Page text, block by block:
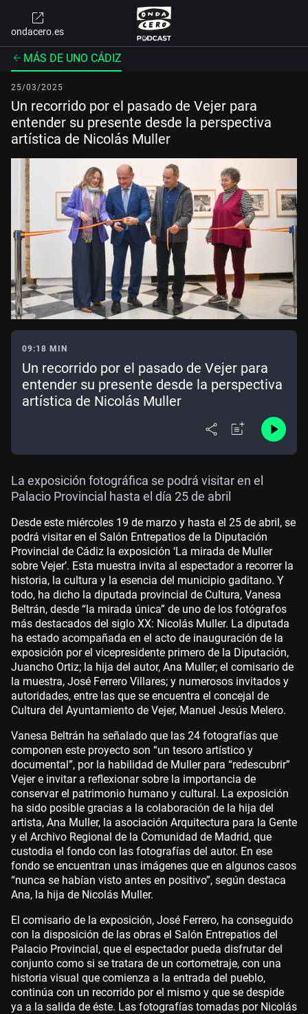
ondacero.es
MÁS DE UNO CÁDIZ
25/03/2025
Un recorrido por el pasado de Vejer para
entender su presente desde la perspectiva
artística de Nicolás Muller
09:18 MIN
Un recorrido por el pasado de Vejer para
entender su presente desde la perspectiva
artística de Nicolás Muller
La exposición fotográfica se podrá visitar en el
Palacio Provincial hasta el día 25 de abril
Desde este miércoles 19 de marzo y hasta el 25 de abril, se
podrá visitar en el Salón Entrepatios de la Diputación
Provincial de Cádiz la exposición ‘La mirada de Muller
sobre Vejer’. Esta muestra invita al espectador a recorrer la
historia, la cultura y la esencia del municipio gaditano. Y
todo, ha dicho la diputada provincial de Cultura, Vanesa
Beltrán, desde “la mirada única” de uno de los fotógrafos
más destacados del siglo XX: Nicolás Muller. La diputada
ha estado acompañada en el acto de inauguración de la
exposición por el vicepresidente primero de la Diputación,
Juancho Ortiz; la hija del autor, Ana Muller; el comisario de
la muestra, José Ferrero Villares; y numerosos invitados y
autoridades, entre las que se encuentra el concejal de
Cultura del Ayuntamiento de Vejer, Manuel Jesús Melero.
Vanesa Beltrán ha señalado que las 24 fotografías que
componen este proyecto son “un tesoro artístico y
documental”, por la habilidad de Muller para “redescubrir”
Vejer e invitar a reflexionar sobre la importancia de
conservar el patrimonio humano y cultural. La exposición
ha sido posible gracias a la colaboración de la hija del
artista, Ana Muller, la asociación Arquitectura para la Gente
y el Archivo Regional de la Comunidad de Madrid, que
custodia el fondo con las fotografías del autor. En ese
fondo se encuentran unas imágenes que en algunos casos
“nunca se habían visto antes en positivo”, según destaca
Ana, la hija de Nicolás Muller.
El comisario de la exposición, José Ferrero, ha conseguido
con la disposición de las obras el Salón Entrepatios del
Palacio Provincial, que el espectador pueda disfrutar del
conjunto como si se tratara de un cortometraje, con una
historia visual que comienza a la entrada del pueblo,
continúa con un recorrido por el mismo y que se despide
ya a la salida de éste. Las fotografías tomadas por Nicolás